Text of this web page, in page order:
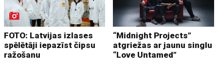
FOTO: Latvijas izlases
spēlētāji iepazīst čipsu
ražošanu
“Midnight Projects”
atgriežas ar jaunu singlu
“Love Untamed”